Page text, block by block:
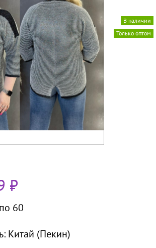
Только оптом
В наличии
₽
60
Китай (Пекин)